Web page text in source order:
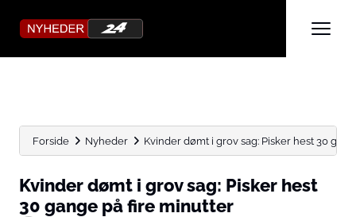
Forside Nyheder Kvinder dømt i grov sag: Pisker hest 30
Kvinder dømt i grov sag: Pisker hest
30 gange på fire minutter